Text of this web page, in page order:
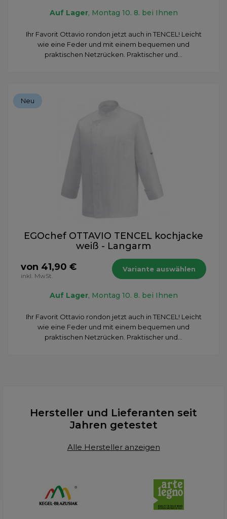
Auf Lager, Montag 10. 8. bei Ihnen
Ihr Favorit Ottavio rondon jetzt auch in TENCEL! Leicht
wie eine Feder und mit einem bequemen und
praktischen Netzrücken. Praktischer und...
Neu
EGOchef OTTAVIO TENCEL kochjacke
weiß - Langarm
von 41,90 €
inkl. MwSt.
Variante auswählen
Auf Lager, Montag 10. 8. bei Ihnen
Ihr Favorit Ottavio rondon jetzt auch in TENCEL! Leicht
wie eine Feder und mit einem bequemen und
praktischen Netzrücken. Praktischer und...
Hersteller und Lieferanten seit
Jahren getestet
Alle Hersteller anzeigen